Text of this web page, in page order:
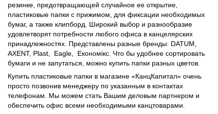
резинке, предотвращающей случайное ее открытие,
пластиковые папки с прижимом, для фиксации необходимых
бумаг, а также клипборд. Широкий выбор и разнообразие
удовлетворят потребности любого офиса в канцелярских
принадлежностях. Представлены разные бренды: DATUM,
AXENT, Plast, Eagle, Економікс. Что бы удобнее сортировать
бумаги и не запутаться, можно купить папки разных цветов.
Купить пластиковые папки в магазине «КанцКапитал» очень
просто позвонив менеджеру по указанным в контактах
телефонам. Мы можем стать Вашим деловым партнером и
обеспечить офис всеми необходимыми канцтоварами.